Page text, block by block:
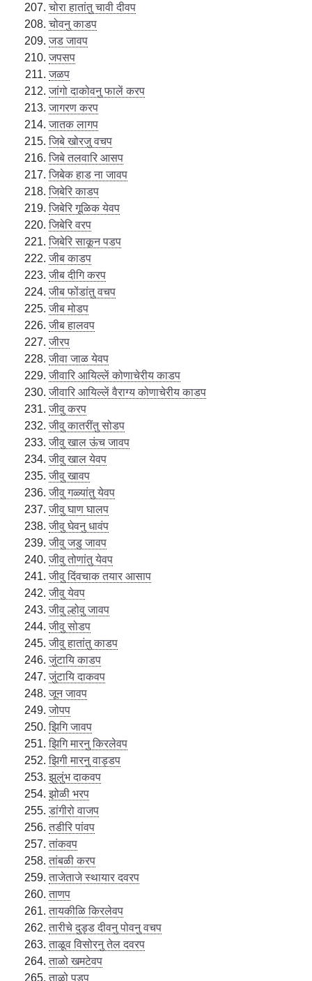
चोरा हातांतु चावी दीवप
चोवनु काडप
जड जावप
जपसप
जळप
जांगो दाकोवनु फालें करप
जागरण करप
जातक लागप
जिबे खोरजु वचप
जिबे तलवारि आसप
जिबेक हाड ना जावप
जिबेरि काडप
जिबेरि गूळिक येवप
जिबेरि वरप
जिबेरि साकून पडप
जीब काडप
जीब दीगि करप
जीब फोंडांतु वचप
जीब मोडप
जीब हालवप
जीरप
जीवा जाळ येवप
जीवारि आयिल्लें कोणाचेरीय काडप
जीवारि आयिल्लें वैराग्य कोणाचेरीय काडप
जीवु करप
जीवु कातरींतु सोडप
जीवु खाल ऊंच जावप
जीवु खाल येवप
जीवु खावप
जीवु गळ्यांतु येवप
जीवु घाण घालप
जीवु घेवनु धावंप
जीवु जडु जावप
जीवु तोणांतु येवप
जीवु दिंवचाक तयार आसाप
जीवु येवप
जीवु ल्होवु जावप
जीवु सोडप
जीवु हातांतु काडप
जुंटायि काडप
जुंटायि दाकवप
जून जावप
जोपप
झिगि जावप
झिगि मारनु किरलेवप
झिगी मारनु वाड्डप
झुलुंभ दाकवप
झोळी भरप
डांगीरो वाजप
तडीरि पांवप
तांकवप
तांबळी करप
ताजेताजे स्थायार दवरप
ताणप
तायकीळि किरलेवप
तारीचे दुड्ड दीवनु पोवनु वचप
ताळूव विसोरनु तेल दवरप
ताळो खमटेवप
ताळो पडप